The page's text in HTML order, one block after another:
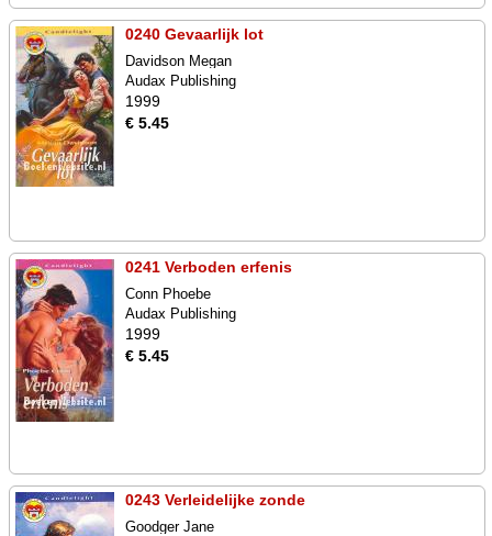
0240 Gevaarlijk lot
Davidson Megan
Audax Publishing
1999
€ 5.45
0241 Verboden erfenis
Conn Phoebe
Audax Publishing
1999
€ 5.45
0243 Verleidelijke zonde
Goodger Jane